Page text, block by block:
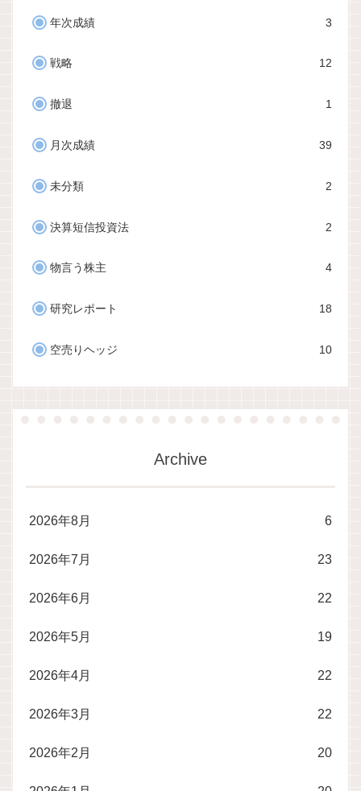
年次成績 3
戦略 12
撤退 1
月次成績 39
未分類 2
決算短信投資法 2
物言う株主 4
研究レポート 18
空売りヘッジ 10
Archive
2026年8月 6
2026年7月 23
2026年6月 22
2026年5月 19
2026年4月 22
2026年3月 22
2026年2月 20